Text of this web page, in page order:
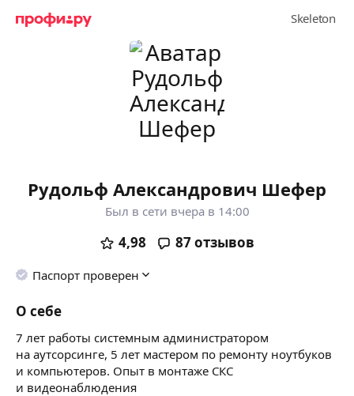
Рудольф Александрович Шефер
Был в сети вчера в 14:00
4,98 87отзывов
Паспорт проверен
О себе
7 лет работы системным администратором
на аутсорсинге, 5 лет мастером по ремонту ноутбуков
и компьютеров. Опыт в монтаже СКС
и видеонаблюдения